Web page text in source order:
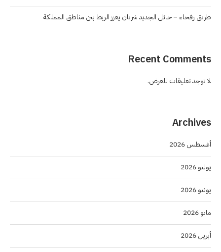
طريق رفحاء – حائل الجديد شريان يعزز الربط بين مناطق المملكة
Recent Comments
لا توجد تعليقات للعرض.
Archives
أغسطس 2026
يوليو 2026
يونيو 2026
مايو 2026
أبريل 2026